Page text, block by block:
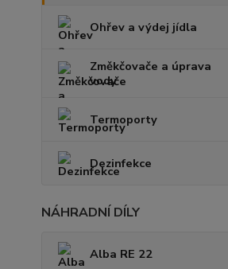
Ohřev a výdej jídla
Změkčovače a úprava
vody
Termoporty
Dezinfekce
NÁHRADNÍ DÍLY
Alba RE 22